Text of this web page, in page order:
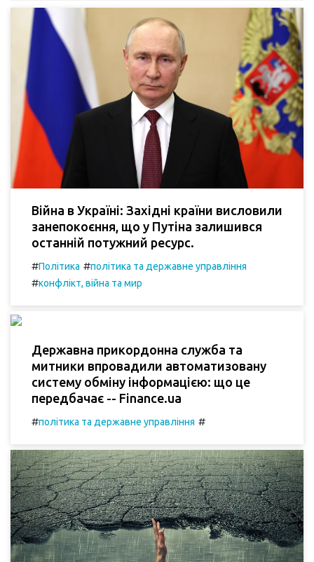
Війна в Україні: Західні країни висловили
занепокоєння, що у Путіна залишився
останній потужний ресурс.
#Політика #політика та державне управління
#конфлікт, війна та мир
Державна прикордонна служба та
митники впровадили автоматизовану
систему обміну інформацією: що це
передбачає -- Finance.ua
#політика та державне управління #